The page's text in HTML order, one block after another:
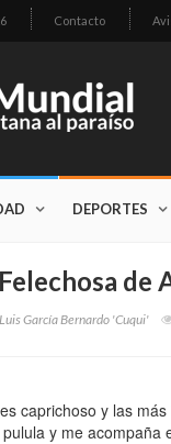
Contacto
DEPORTES
de
García Bernardo 'Cuqui'
caprichoso y las
y me acompaña